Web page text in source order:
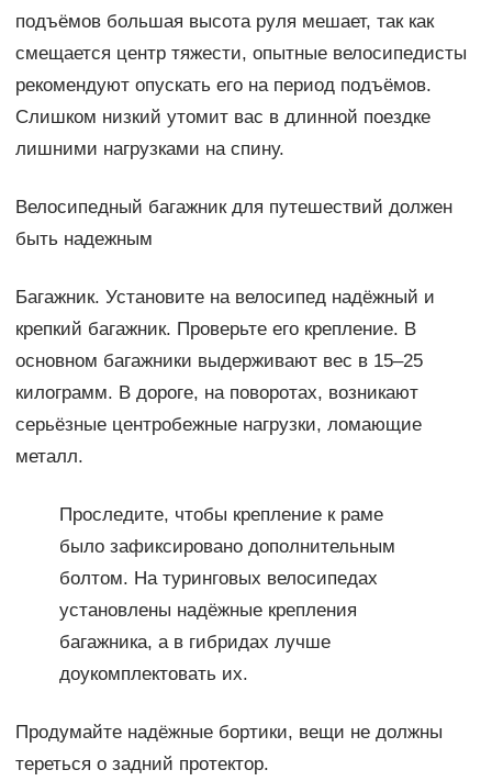
подъёмов большая высота руля мешает, так как
смещается центр тяжести, опытные велосипедисты
рекомендуют опускать его на период подъёмов.
Слишком низкий утомит вас в длинной поездке
лишними нагрузками на спину.
Велосипедный багажник для путешествий должен
быть надежным
Багажник. Установите на велосипед надёжный и
крепкий багажник. Проверьте его крепление. В
основном багажники выдерживают вес в 15–25
килограмм. В дороге, на поворотах, возникают
серьёзные центробежные нагрузки, ломающие
металл.
Проследите, чтобы крепление к раме
было зафиксировано дополнительным
болтом. На туринговых велосипедах
установлены надёжные крепления
багажника, а в гибридах лучше
доукомплектовать их.
Продумайте надёжные бортики, вещи не должны
тереться о задний протектор.